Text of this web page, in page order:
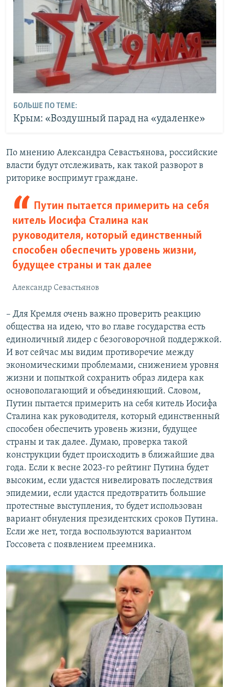
БОЛЬШЕ ПО ТЕМЕ:
Крым: «Воздушный парад на «удаленке»
По мнению Александра Севастьянова, российские
власти будут отслеживать, как такой разворот в
риторике воспримут граждане.
Путин пытается примерить на себя
китель Иосифа Сталина как
руководителя, который единственный
способен обеспечить уровень жизни,
будущее страны и так далее
Александр Севастьянов
– Для Кремля очень важно проверить реакцию
общества на идею, что во главе государства есть
единоличный лидер с безоговорочной поддержкой.
И вот сейчас мы видим противоречие между
экономическими проблемами, снижением уровня
жизни и попыткой сохранить образ лидера как
основополагающий и объединяющий. Словом,
Путин пытается примерить на себя китель Иосифа
Сталина как руководителя, который единственный
способен обеспечить уровень жизни, будущее
страны и так далее. Думаю, проверка такой
конструкции будет происходить в ближайшие два
года. Если к весне 2023-го рейтинг Путина будет
высоким, если удастся нивелировать последствия
эпидемии, если удастся предотвратить большие
протестные выступления, то будет использован
вариант обнуления президентских сроков Путина.
Если же нет, тогда воспользуются вариантом
Госсовета с появлением преемника.